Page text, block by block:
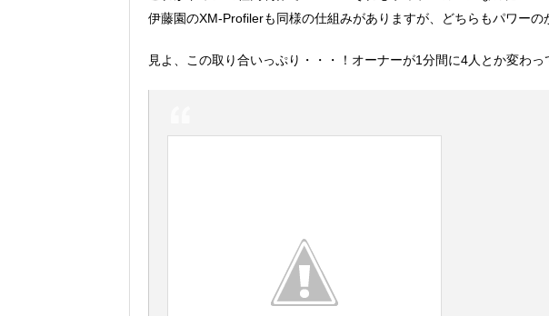
伊藤園のXM-Profilerも同様の仕組みがありますが、どちらもパワーの
見よ、この取り合いっぷり・・・！オーナーが1分間に4人とか変わっ